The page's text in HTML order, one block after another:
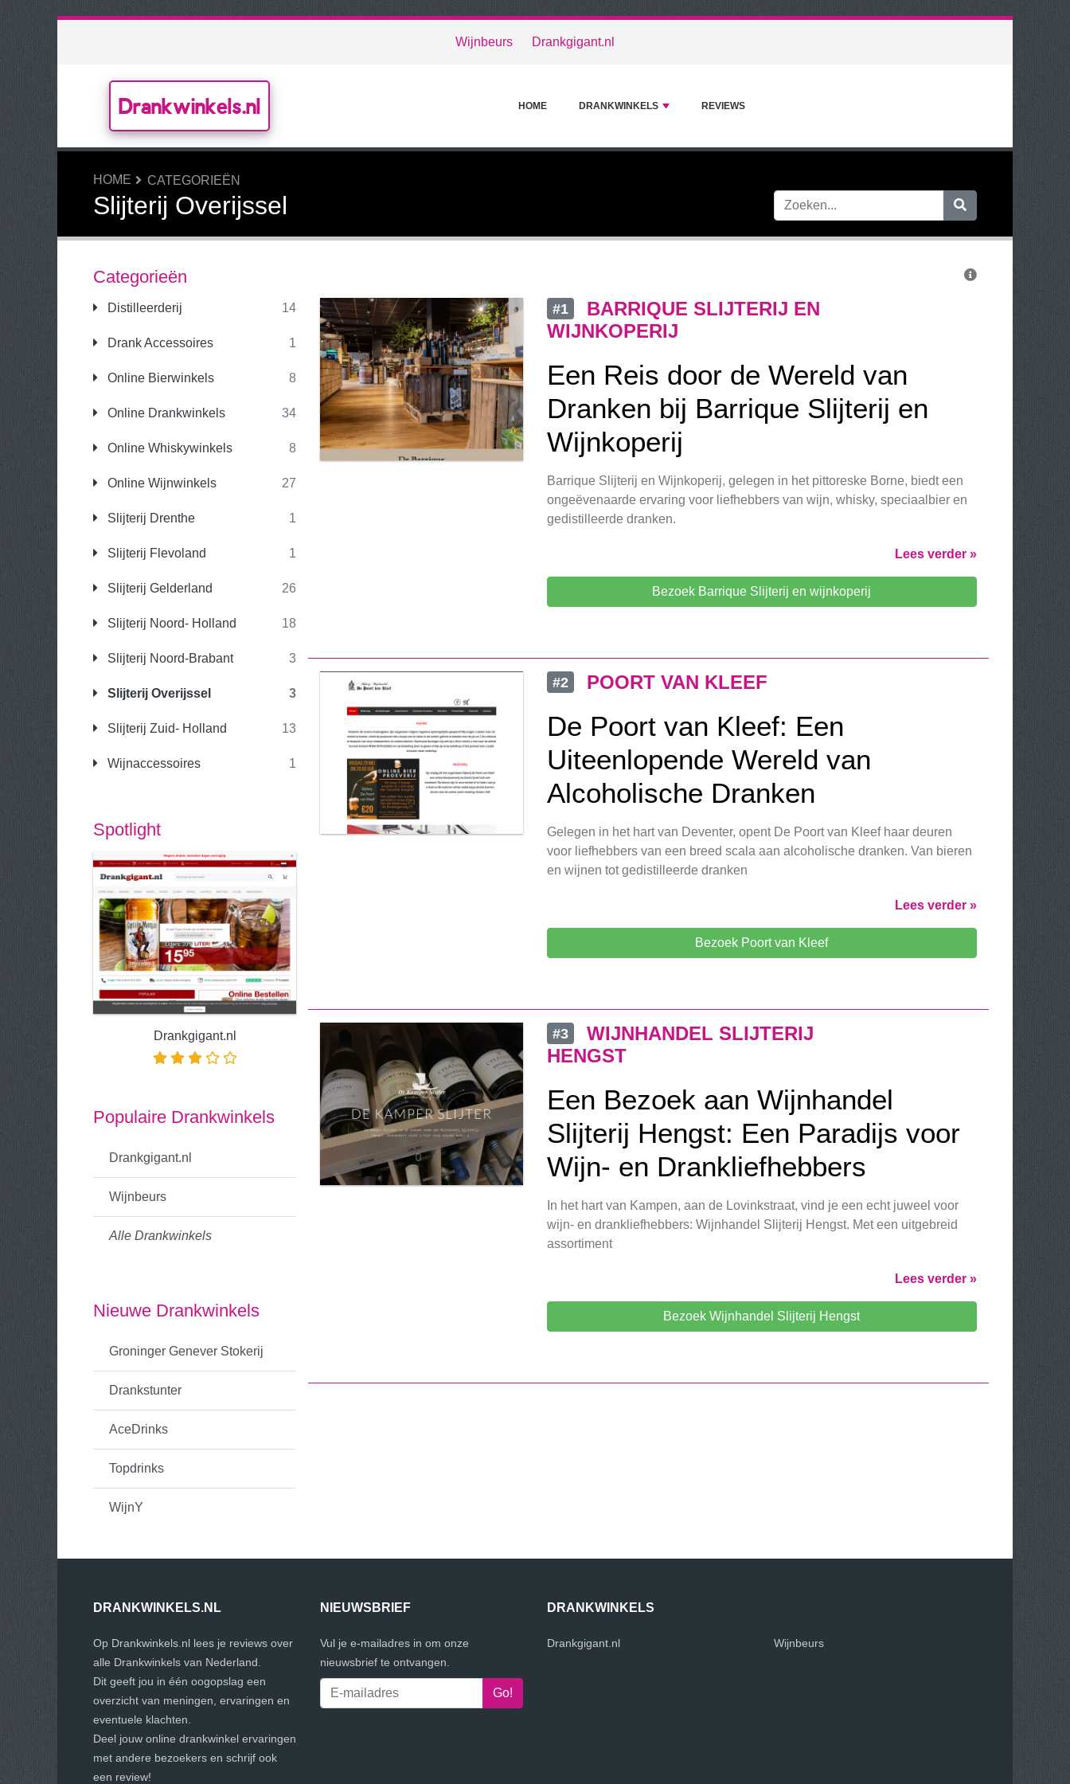
Wijnbeurs Drankgigant.nl
Drankwinkels.nl HOME DRANKWINKELS REVIEWS
HOME CATEGORIEËN
Slijterij Overijssel
Categorieën
Distilleerderij 14
Drank Accessoires 1
Online Bierwinkels 8
Online Drankwinkels 34
Online Whiskywinkels 8
Online Wijnwinkels 27
Slijterij Drenthe 1
Slijterij Flevoland 1
Slijterij Gelderland 26
Slijterij Noord- Holland 18
Slijterij Noord-Brabant 3
Slijterij Overijssel 3
Slijterij Zuid- Holland 13
Wijnaccessoires 1
Spotlight
Drankgigant.nl
Populaire Drankwinkels
Drankgigant.nl
Wijnbeurs
Alle Drankwinkels
Nieuwe Drankwinkels
Groninger Genever Stokerij
Drankstunter
AceDrinks
Topdrinks
WijnY
#1
BARRIQUE SLIJTERIJ EN
WIJNKOPERIJ
Een Reis door de Wereld van
Dranken bij Barrique Slijterij en
Wijnkoperij
Barrique Slijterij en Wijnkoperij, gelegen in het pittoreske Borne, biedt een
ongeëvenaarde ervaring voor liefhebbers van wijn, whisky, speciaalbier en
gedistilleerde dranken.
Lees verder »
Bezoek Barrique Slijterij en wijnkoperij
#2 POORT VAN KLEEF
De Poort van Kleef: Een
Uiteenlopende Wereld van
Alcoholische Dranken
Gelegen in het hart van Deventer, opent De Poort van Kleef haar deuren
voor liefhebbers van een breed scala aan alcoholische dranken. Van bieren
en wijnen tot gedistilleerde dranken
Lees verder »
Bezoek Poort van Kleef
#3
WIJNHANDEL SLIJTERIJ
HENGST
Een Bezoek aan Wijnhandel
Slijterij Hengst: Een Paradijs voor
Wijn- en Drankliefhebbers
In het hart van Kampen, aan de Lovinkstraat, vind je een echt juweel voor
wijn- en drankliefhebbers: Wijnhandel Slijterij Hengst. Met een uitgebreid
assortiment
Lees verder »
Bezoek Wijnhandel Slijterij Hengst
DRANKWINKELS.NL
Op Drankwinkels.nl lees je reviews over
alle Drankwinkels van Nederland.
Dit geeft jou in één oogopslag een
overzicht van meningen, ervaringen en
eventuele klachten.
Deel jouw online drankwinkel ervaringen
met andere bezoekers en schrijf ook
een review!
NIEUWSBRIEF
Vul je e-mailadres in om onze
nieuwsbrief te ontvangen.
DRANKWINKELS
Drankgigant.nl Wijnbeurs